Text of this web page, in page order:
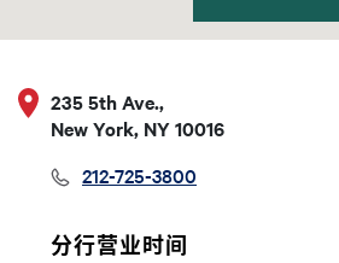
235 5th Ave.,
New York, NY 10016
212-725-3800
分行营业时间